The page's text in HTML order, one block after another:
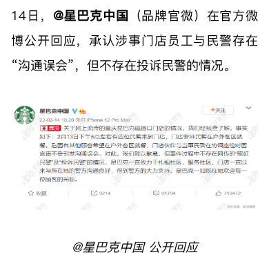
14日， @星巴克中国 （品牌官微）在官方微
博公开回应，承认涉事门店员工与民警存在
“沟通误会”，但不存在投诉民警的情况。
@星巴克中国 公开回应